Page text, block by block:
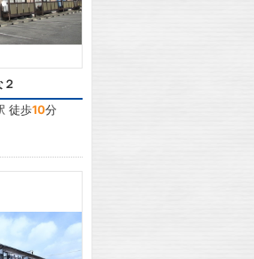
徒歩10分